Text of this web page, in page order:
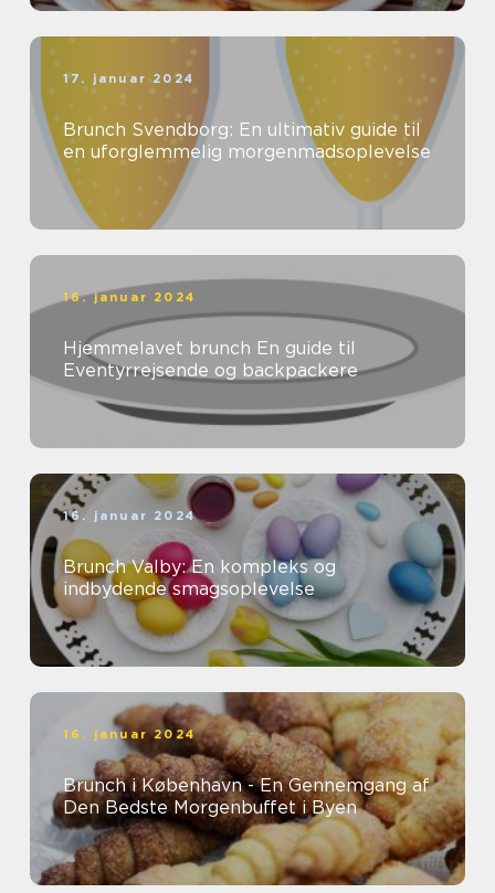
17. januar 2024
Brunch Svendborg: En ultimativ guide til
en uforglemmelig morgenmadsoplevelse
16. januar 2024
Hjemmelavet brunch En guide til
Eventyrrejsende og backpackere
16. januar 2024
Brunch Valby: En kompleks og
indbydende smagsoplevelse
16. januar 2024
Brunch i København - En Gennemgang af
Den Bedste Morgenbuffet i Byen